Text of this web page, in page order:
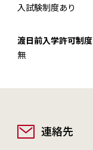
入試験制度あり
渡日前入学許可制度
無
連絡先